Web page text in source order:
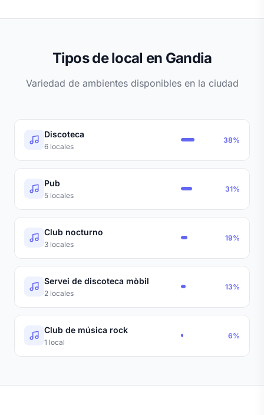
Tipos de local en Gandia
Variedad de ambientes disponibles en la ciudad
Discoteca
6 locales
38%
Pub
5 locales
31%
Club nocturno
3 locales
19%
Servei de discoteca mòbil
2 locales
13%
Club de música rock
1 local
6%